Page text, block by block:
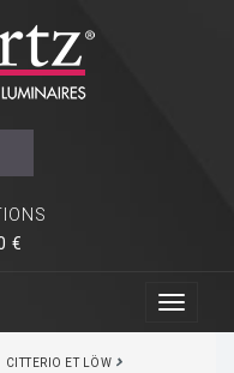
€
CITTERIO ET LÖW